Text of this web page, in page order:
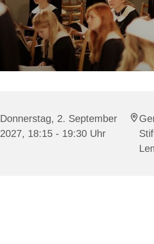
Donnerstag, 2. September
2027, 18:15 - 19:30 Uhr